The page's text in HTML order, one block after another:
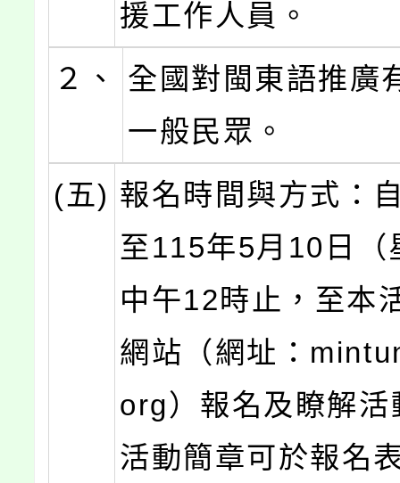
援工作人員。
２、
全國對閩東語推廣
一般民眾。
(五) 報名時間與方式：
至115年5月10日（
中午12時止，至本
網站（網址：
org）報名及瞭解活
活動簡章可於報名